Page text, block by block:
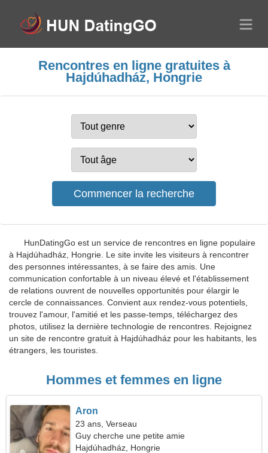
Rencontres en ligne gratuites à
Hajdúhadház, Hongrie
HunDatingGo est un service de rencontres en ligne populaire
à Hajdúhadház, Hongrie. Le site invite les visiteurs à rencontrer
des personnes intéressantes, à se faire des amis. Une
communication confortable à un niveau élevé et l'établissement
de relations ouvrent de nouvelles opportunités pour élargir le
cercle de connaissances. Convient aux rendez-vous potentiels,
trouvez l'amour, l'amitié et les passe-temps, téléchargez des
photos, utilisez la dernière technologie de rencontres. Rejoignez
un site de rencontre gratuit à Hajdúhadház pour les habitants, les
étrangers, les touristes.
Hommes et femmes en ligne
Aron
23 ans, Verseau
Guy cherche une petite amie
Hajdúhadház, Hongrie